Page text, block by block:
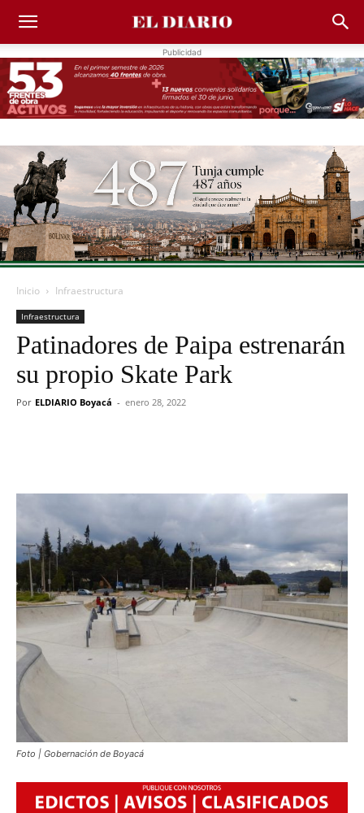
Publicidad
Inicio Infraestructura
Infraestructura
Patinadores de Paipa estrenarán
su propio Skate Park
Por ELDIARIO Boyacá - enero 28, 2022
Foto | Gobernación de Boyacá